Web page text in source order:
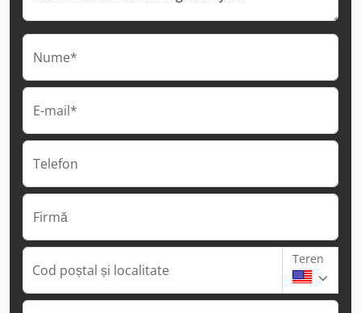
Nume*
E-mail*
Telefon
Firmă
Cod poștal și localitate
Teren